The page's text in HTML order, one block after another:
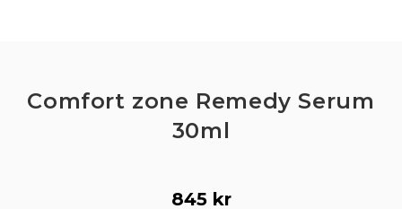
Comfort zone Remedy Serum
30ml
845 kr